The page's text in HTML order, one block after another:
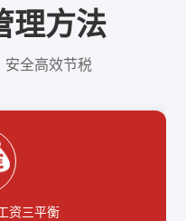
理方法
安全高效节税
资三平衡